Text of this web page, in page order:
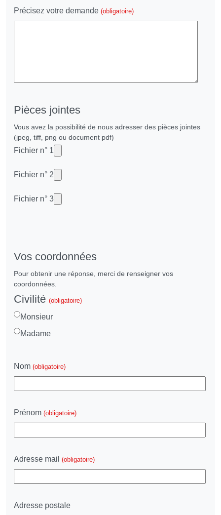
Précisez votre demande (obligatoire)
Pièces jointes
Vous avez la possibilité de nous adresser des pièces jointes
(jpeg, tiff, png ou document pdf)
Fichier n° 1
Fichier n° 2
Fichier n° 3
Vos coordonnées
Pour obtenir une réponse, merci de renseigner vos
coordonnées.
Civilité (obligatoire)
Monsieur
Madame
Nom (obligatoire)
Prénom (obligatoire)
Adresse mail (obligatoire)
Adresse postale